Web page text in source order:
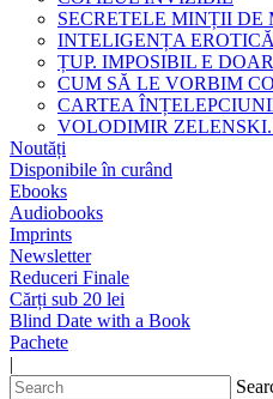
SECRETELE MINȚII DE
INTELIGENȚA EROTICĂ
ȚUP. IMPOSIBIL E
CUM SĂ LE VORBIM
CARTEA
VOLODIMIR
Noutăți
Disponibile în curând
Ebooks
Audiobooks
Imprints
Newsletter
Reduceri Finale
Cărți sub 20 lei
Blind Date with a Book
Pachete
|